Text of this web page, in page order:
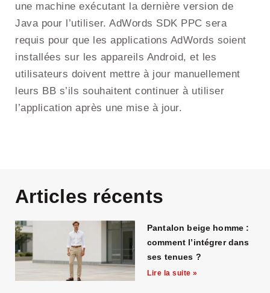
une machine exécutant la dernière version de
Java pour l’utiliser. AdWords SDK PPC sera
requis pour que les applications AdWords soient
installées sur les appareils Android, et les
utilisateurs doivent mettre à jour manuellement
leurs BB s’ils souhaitent continuer à utiliser
l’application après une mise à jour.
Articles récents
Pantalon beige homme :
comment l’intégrer dans
ses tenues ?
Lire la suite »